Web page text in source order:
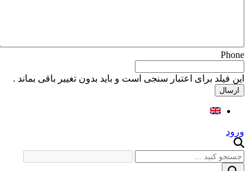
Phone
این فیلد برای اعتبار سنجی است و باید بدون تغییر باقی بماند .
ورود